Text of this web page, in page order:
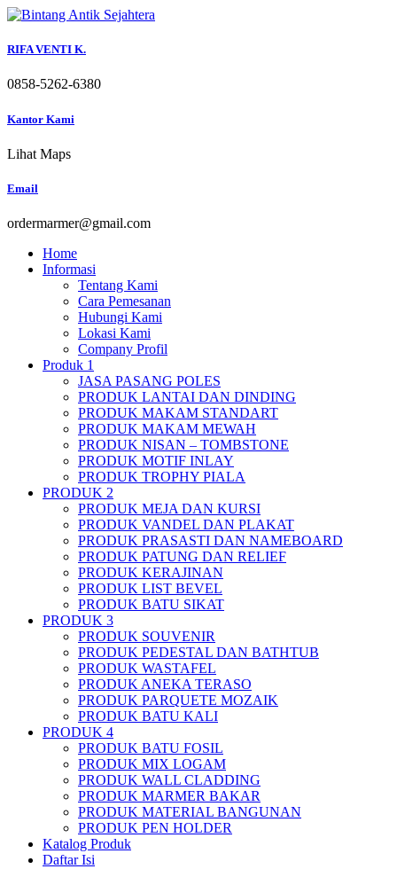
Skip
content
RIFA VENTI K.
0858-5262-6380
Kantor Kami
Lihat Maps
Email
ordermarmer@gmail.com
Home
Informasi
Tentang Kami
Cara Pemesanan
Hubungi Kami
Lokasi Kami
Company Profil
Produk 1
JASA PASANG POLES
PRODUK LANTAI DAN DINDING
PRODUK MAKAM STANDART
PRODUK MAKAM MEWAH
PRODUK NISAN – TOMBSTONE
PRODUK MOTIF INLAY
PRODUK TROPHY PIALA
PRODUK 2
PRODUK MEJA DAN KURSI
PRODUK VANDEL DAN PLAKAT
PRODUK PRASASTI DAN NAMEBOARD
PRODUK PATUNG DAN RELIEF
PRODUK KERAJINAN
PRODUK LIST BEVEL
PRODUK BATU SIKAT
PRODUK 3
PRODUK SOUVENIR
PRODUK PEDESTAL DAN BATHTUB
PRODUK WASTAFEL
PRODUK ANEKA TERASO
PRODUK PARQUETE MOZAIK
PRODUK BATU KALI
PRODUK 4
PRODUK BATU FOSIL
PRODUK MIX LOGAM
PRODUK WALL CLADDING
PRODUK MARMER BAKAR
PRODUK MATERIAL BANGUNAN
PRODUK PEN HOLDER
Katalog Produk
Daftar Isi